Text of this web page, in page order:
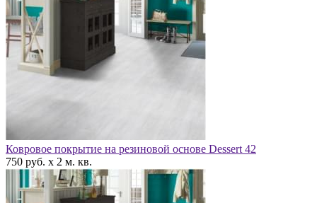
Ковровое покрытие на резиновой основе Dessert 42
750 руб. x 2 м. кв.